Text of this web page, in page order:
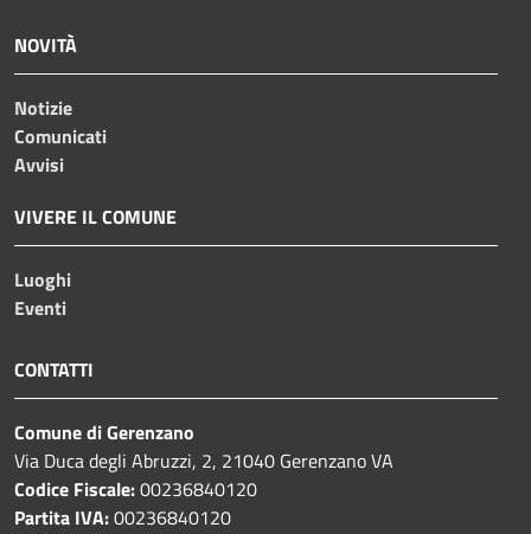
NOVITÀ
Notizie
Comunicati
Avvisi
VIVERE IL COMUNE
Luoghi
Eventi
CONTATTI
Comune di Gerenzano
Via Duca degli Abruzzi, 2, 21040 Gerenzano VA
Codice Fiscale:00236840120
Partita IVA:00236840120